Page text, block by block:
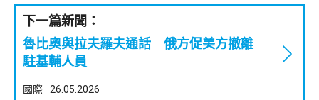
下一篇新聞：
魯比奧與拉夫羅夫通話 俄方促美方撤離
駐基輔人員
國際 26.05.2026